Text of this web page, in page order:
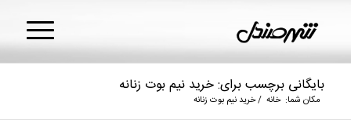
بایگانی برچسب برای: خرید نیم بوت زنانه
مکان شما: خانه /خرید نیم بوت زنانه